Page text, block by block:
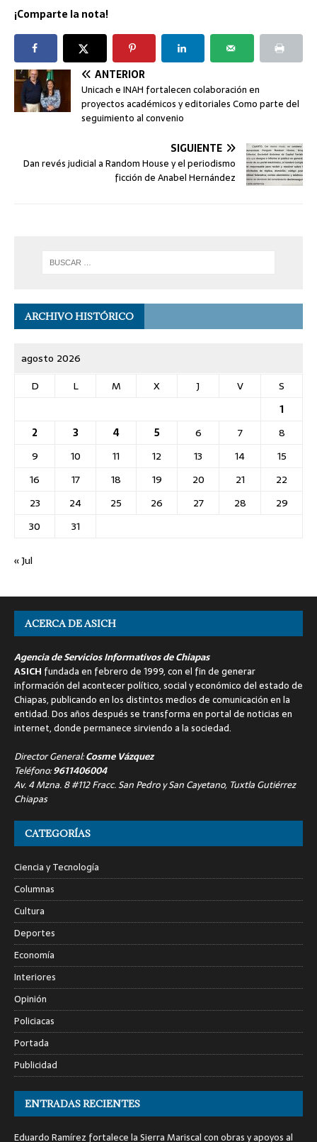
¡Comparte la nota!
ANTERIOR
Unicach e INAH fortalecen colaboración en
proyectos académicos y editoriales Como parte del
seguimiento al convenio
SIGUIENTE
Dan revés judicial a Random House y el periodismo
ficción de Anabel Hernández
ARCHIVO HISTÓRICO
agosto 2026
D
L M X J V
S
1
2
3 4 5 6 7
8
9
10 11 12 13 14
15
16
17 18 19 20 21
22
23
24 25 26 27 28
29
30
31
« Jul
ACERCA DE ASICH
Agencia de Servicios Informativos de Chiapas
ASICH fundada en febrero de 1999, con el fin de generar
información del acontecer político, social y económico del estado de
Chiapas, publicando en los distintos medios de comunicación en la
entidad. Dos años después se transforma en portal de noticias en
internet, donde permanece sirviendo a la sociedad.
Director General:Cosme Vázquez
Teléfono:9611406004
Av. 4 Mzna. 8 #112 Fracc. San Pedro y San Cayetano, Tuxtla Gutiérrez
Chiapas
CATEGORÍAS
Ciencia y Tecnología
Columnas
Cultura
Deportes
Economía
Interiores
Opinión
Policiacas
Portada
Publicidad
ENTRADAS RECIENTES
Eduardo Ramírez fortalece la Sierra Mariscal con obras y apoyos al